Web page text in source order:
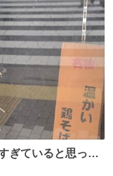
ぎていると思って